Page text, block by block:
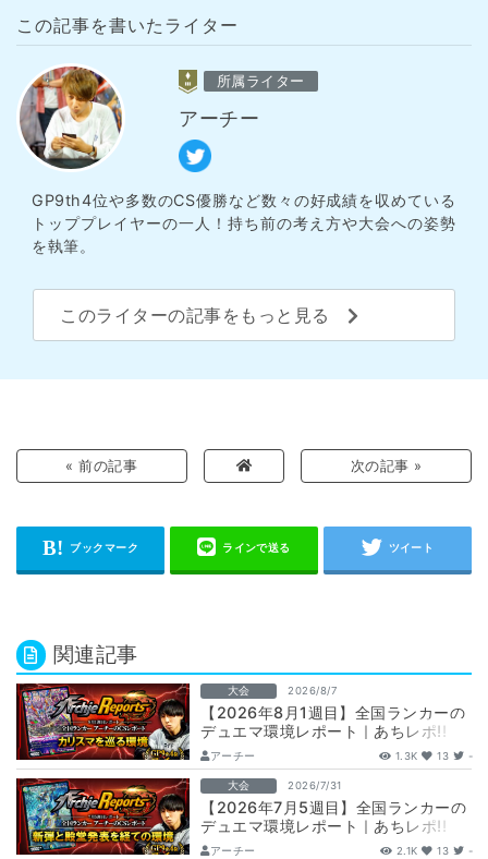
この記事を書いたライター
所属ライター
アーチー
GP9th4位や多数のCS優勝など数々の好成績を収めている
トッププレイヤーの一人！持ち前の考え方や大会への姿勢
を執筆。
このライターの記事をもっと見る
« 前の記事 次の記事 »
関連記事
大会 2026/8/7
【2026年8月1週目】全国ランカーの
デュエマ環境レポート｜あちレポ!!
【毎週金曜更新】
アーチー 1.3K 13 -
大会 2026/7/31
【2026年7月5週目】全国ランカーの
デュエマ環境レポート｜あちレポ!!
【毎週金曜更新】
アーチー 2.1K 13 -